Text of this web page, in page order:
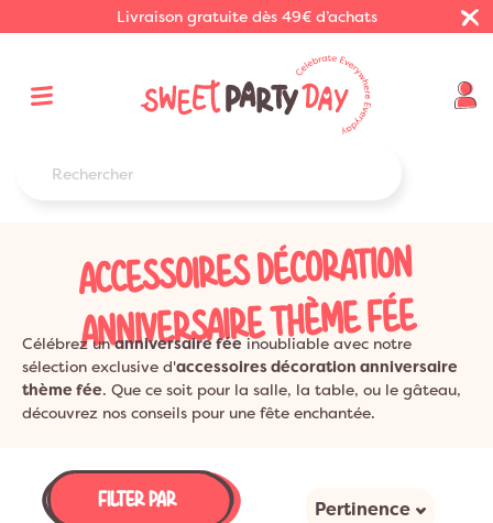
Livraison gratuite dès 49€ d’achats
ACCESSOIRES DÉCORATION
ANNIVERSAIRE THÈME FÉE
Célébrez unanniversaire féeinoubliable avec notre
sélection exclusive d'accessoires décoration anniversaire
thème fée. Que ce soit pour la salle, la table, ou le gâteau,
découvrez nos conseils pour une fête enchantée.
FILTER PAR Pertinence